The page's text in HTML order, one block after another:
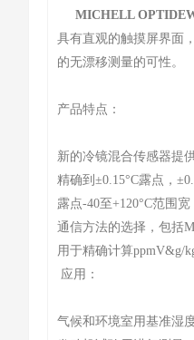
MICHELL
具有直观的触摸屏界面
的无漂移测量的可性。
产品特点：
新的冷镜混合传感器提
精确到±0.15°C露点，
露点-40至+120°C范围宽
通信方法的选择，包括
用于精确计算ppmV&g/
应用：
气候和环境室用基准湿